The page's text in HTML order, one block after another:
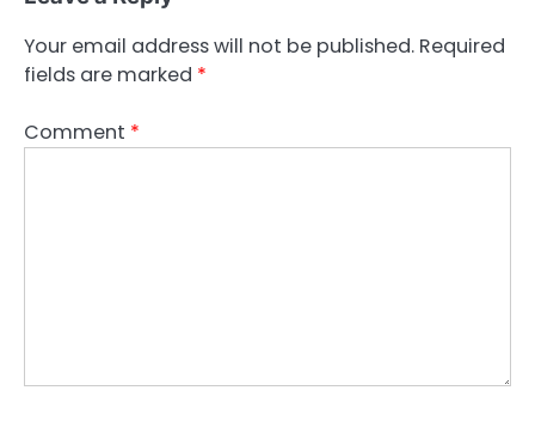
Your email address will not be published. Required
fields are marked *
Comment *